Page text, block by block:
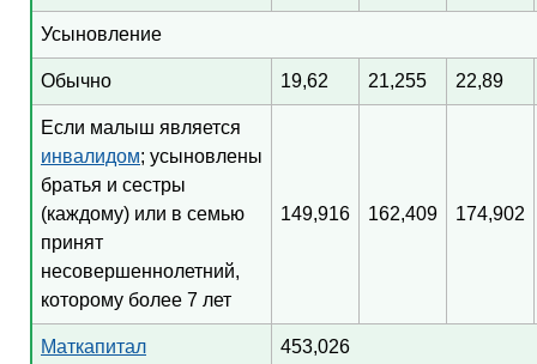
Усыновление
Обычно 19,62 21,255 22,89
Если малыш является
инвалидом; усыновлены
братья и сестры
(каждому) или в семью
принят
несовершеннолетний,
которому более 7 лет
149,916 162,409 174,902
Маткапитал 453,026